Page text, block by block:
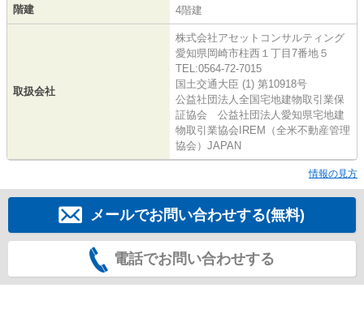
階建 4階建
取扱会社
株式会社アセットコンサルティング
愛知県岡崎市柱西１丁目7番地５
TEL:0564-72-7015
国土交通大臣 (1) 第10918号
公益社団法人全国宅地建物取引業保
証協会 公益社団法人愛知県宅地建
物取引業協会IREM（全米不動産管理
協会）JAPAN
情報の見方
メールでお問い合わせする(無料)
電話でお問い合わせする